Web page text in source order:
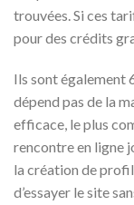
trouvées. Si ces
pour des crédits
Ils sont également
dépend pas de la
efficace, le plus
rencontre en ligne
la création de
d’essayer le site